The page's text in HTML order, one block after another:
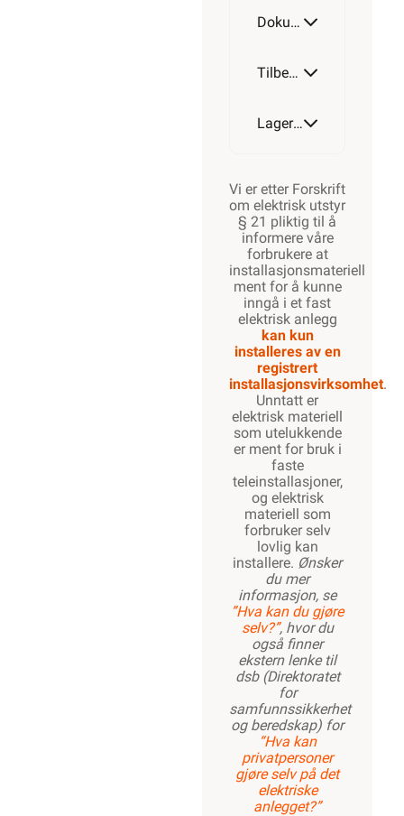
Dokumentasjon
Tilbehør
Lagerstatus
Vi er etter Forskrift
om elektrisk utstyr
§ 21 pliktig til å
informere våre
forbrukere at
installasjonsmateriell
ment for å kunne
inngå i et fast
elektrisk anlegg
kan kun
installeres av en
registrert
installasjonsvirksomhet.
Unntatt er
elektrisk materiell
som utelukkende
er ment for bruk i
faste
teleinstallasjoner,
og elektrisk
materiell som
forbruker selv
lovlig kan
installere. Ønsker
du mer
informasjon, se
”Hva kan du gjøre
selv?”, hvor du
også finner
ekstern lenke til
dsb (Direktoratet
for
samfunnssikkerhet
og beredskap) for
“Hva kan
privatpersoner
gjøre selv på det
elektriske
anlegget?”